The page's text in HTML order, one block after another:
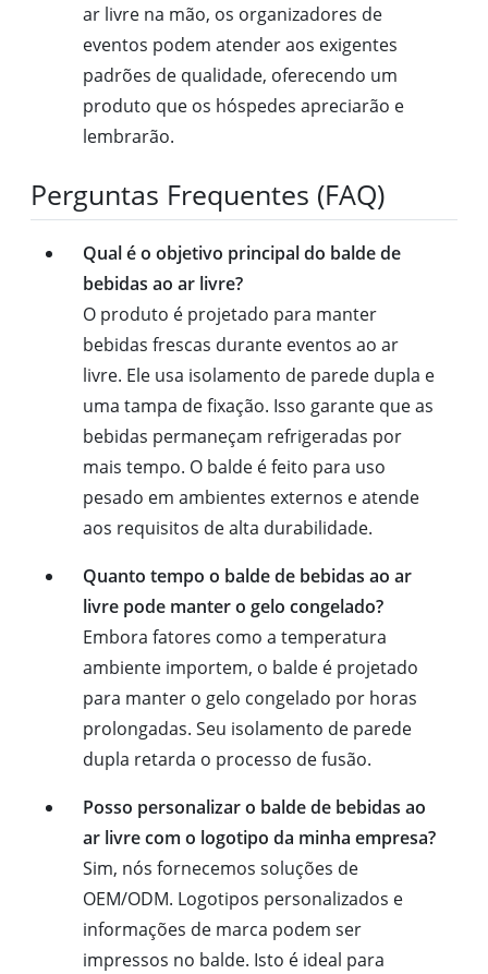
ar livre na mão, os organizadores de
eventos podem atender aos exigentes
padrões de qualidade, oferecendo um
produto que os hóspedes apreciarão e
lembrarão.
Perguntas Frequentes (FAQ)
Qual é o objetivo principal do balde de
bebidas ao ar livre?
O produto é projetado para manter
bebidas frescas durante eventos ao ar
livre. Ele usa isolamento de parede dupla e
uma tampa de fixação. Isso garante que as
bebidas permaneçam refrigeradas por
mais tempo. O balde é feito para uso
pesado em ambientes externos e atende
aos requisitos de alta durabilidade.
Quanto tempo o balde de bebidas ao ar
livre pode manter o gelo congelado?
Embora fatores como a temperatura
ambiente importem, o balde é projetado
para manter o gelo congelado por horas
prolongadas. Seu isolamento de parede
dupla retarda o processo de fusão.
Posso personalizar o balde de bebidas ao
ar livre com o logotipo da minha empresa?
Sim, nós fornecemos soluções de
OEM/ODM. Logotipos personalizados e
informações de marca podem ser
impressos no balde. Isto é ideal para